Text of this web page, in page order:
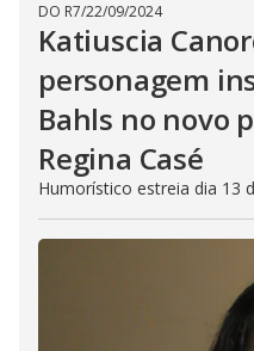
DO R7/22/09/2024
Katiuscia
personagem
Bahls no novo
Regina Casé
Humorístico estreia dia 13